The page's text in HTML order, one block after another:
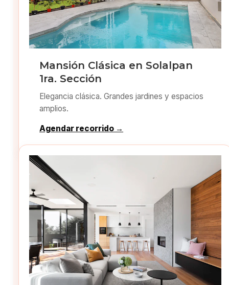
Mansión Clásica en Solalpan
1ra. Sección
Elegancia clásica. Grandes jardines y espacios
amplios.
Agendar recorrido →